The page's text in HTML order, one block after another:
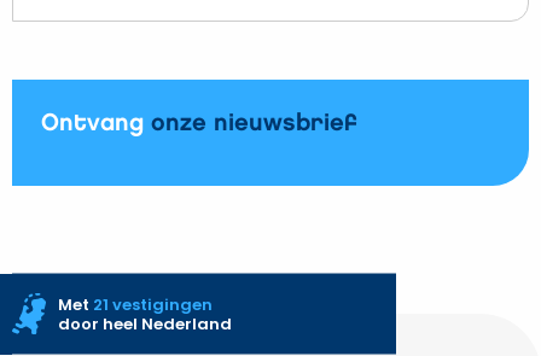
Ontvang onze nieuwsbrief
Site
Met 21 vestigingen
door heel Nederland